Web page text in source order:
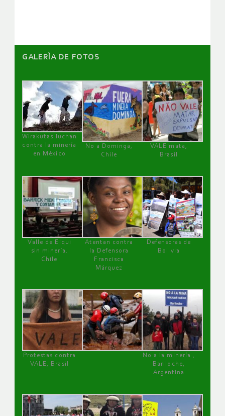
GALERÌA DE FOTOS
Wirakutas luchan
contra la minería
en México
No a Dominga,
Chile
VALE mata,
Brasil
Valle de Elqui
sin minería.
Chile
Atentan contra
la Defensora
Francisca
Márquez
Defensoras de
Bolivia
Protestas contra
VALE, Brasil
No a la minería ,
Bariloche,
Argentina